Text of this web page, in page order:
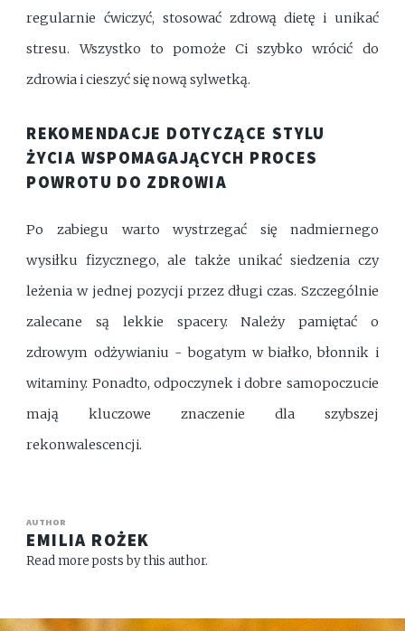
regularnie ćwiczyć, stosować zdrową dietę i unikać
stresu. Wszystko to pomoże Ci szybko wrócić do
zdrowia i cieszyć się nową sylwetką.
REKOMENDACJE DOTYCZĄCE STYLU
ŻYCIA WSPOMAGAJĄCYCH PROCES
POWROTU DO ZDROWIA
Po zabiegu warto wystrzegać się nadmiernego
wysiłku fizycznego, ale także unikać siedzenia czy
leżenia w jednej pozycji przez długi czas. Szczególnie
zalecane są lekkie spacery. Należy pamiętać o
zdrowym odżywianiu - bogatym w białko, błonnik i
witaminy. Ponadto, odpoczynek i dobre samopoczucie
mają kluczowe znaczenie dla szybszej
rekonwalescencji.
AUTHOR
EMILIA ROŻEK
Read more posts by this author.